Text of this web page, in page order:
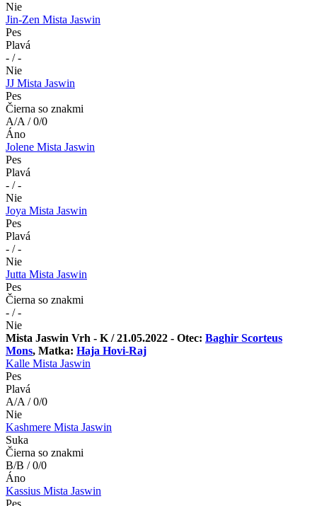
Nie
Jin-Zen Mista Jaswin
Pes
Plavá
- / -
Nie
JJ Mista Jaswin
Pes
Čierna so znakmi
A/A / 0/0
Áno
Jolene Mista Jaswin
Pes
Plavá
- / -
Nie
Joya Mista Jaswin
Pes
Plavá
- / -
Nie
Jutta Mista Jaswin
Pes
Čierna so znakmi
- / -
Nie
Mista Jaswin Vrh - K / 21.05.2022 - Otec: Baghir Scorteus
Mons, Matka: Haja Hovi-Raj
Kalle Mista Jaswin
Pes
Plavá
A/A / 0/0
Nie
Kashmere Mista Jaswin
Suka
Čierna so znakmi
B/B / 0/0
Áno
Kassius Mista Jaswin